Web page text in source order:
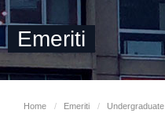
Emeriti
Home / Emeriti / Undergraduate